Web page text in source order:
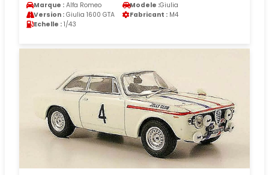
Marque : Alfa Romeo Modele :Giulia
Version : Giulia 1600 GTA Fabricant : M4
Echelle : 1/43